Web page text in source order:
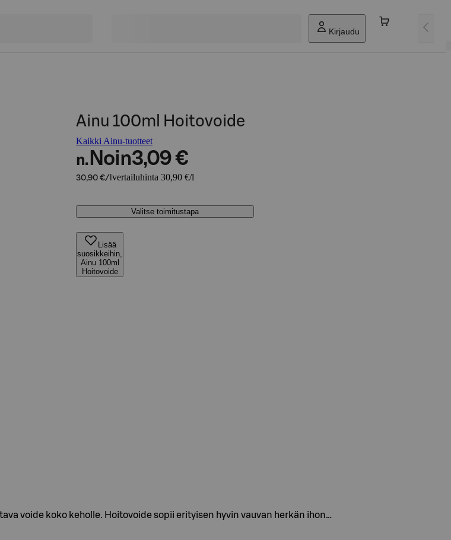
Kirjaudu
Ainu 100ml Hoitovoide
Kaikki Ainu-tuotteet
n. Noin3,09 €
30,90 €/l vertailuhinta 30,90 €/l
Valitse toimitustapa
Lisää
suosikkeihin,
Ainu 100ml
Hoitovoide
voide koko keholle. Hoitovoide sopii erityisen hyvin vauvan herkän ihon…